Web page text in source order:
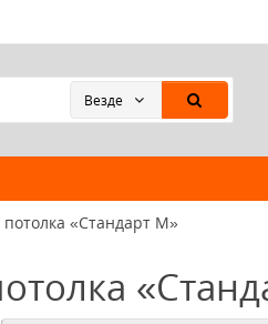
Везде
потолка «Стандарт М»